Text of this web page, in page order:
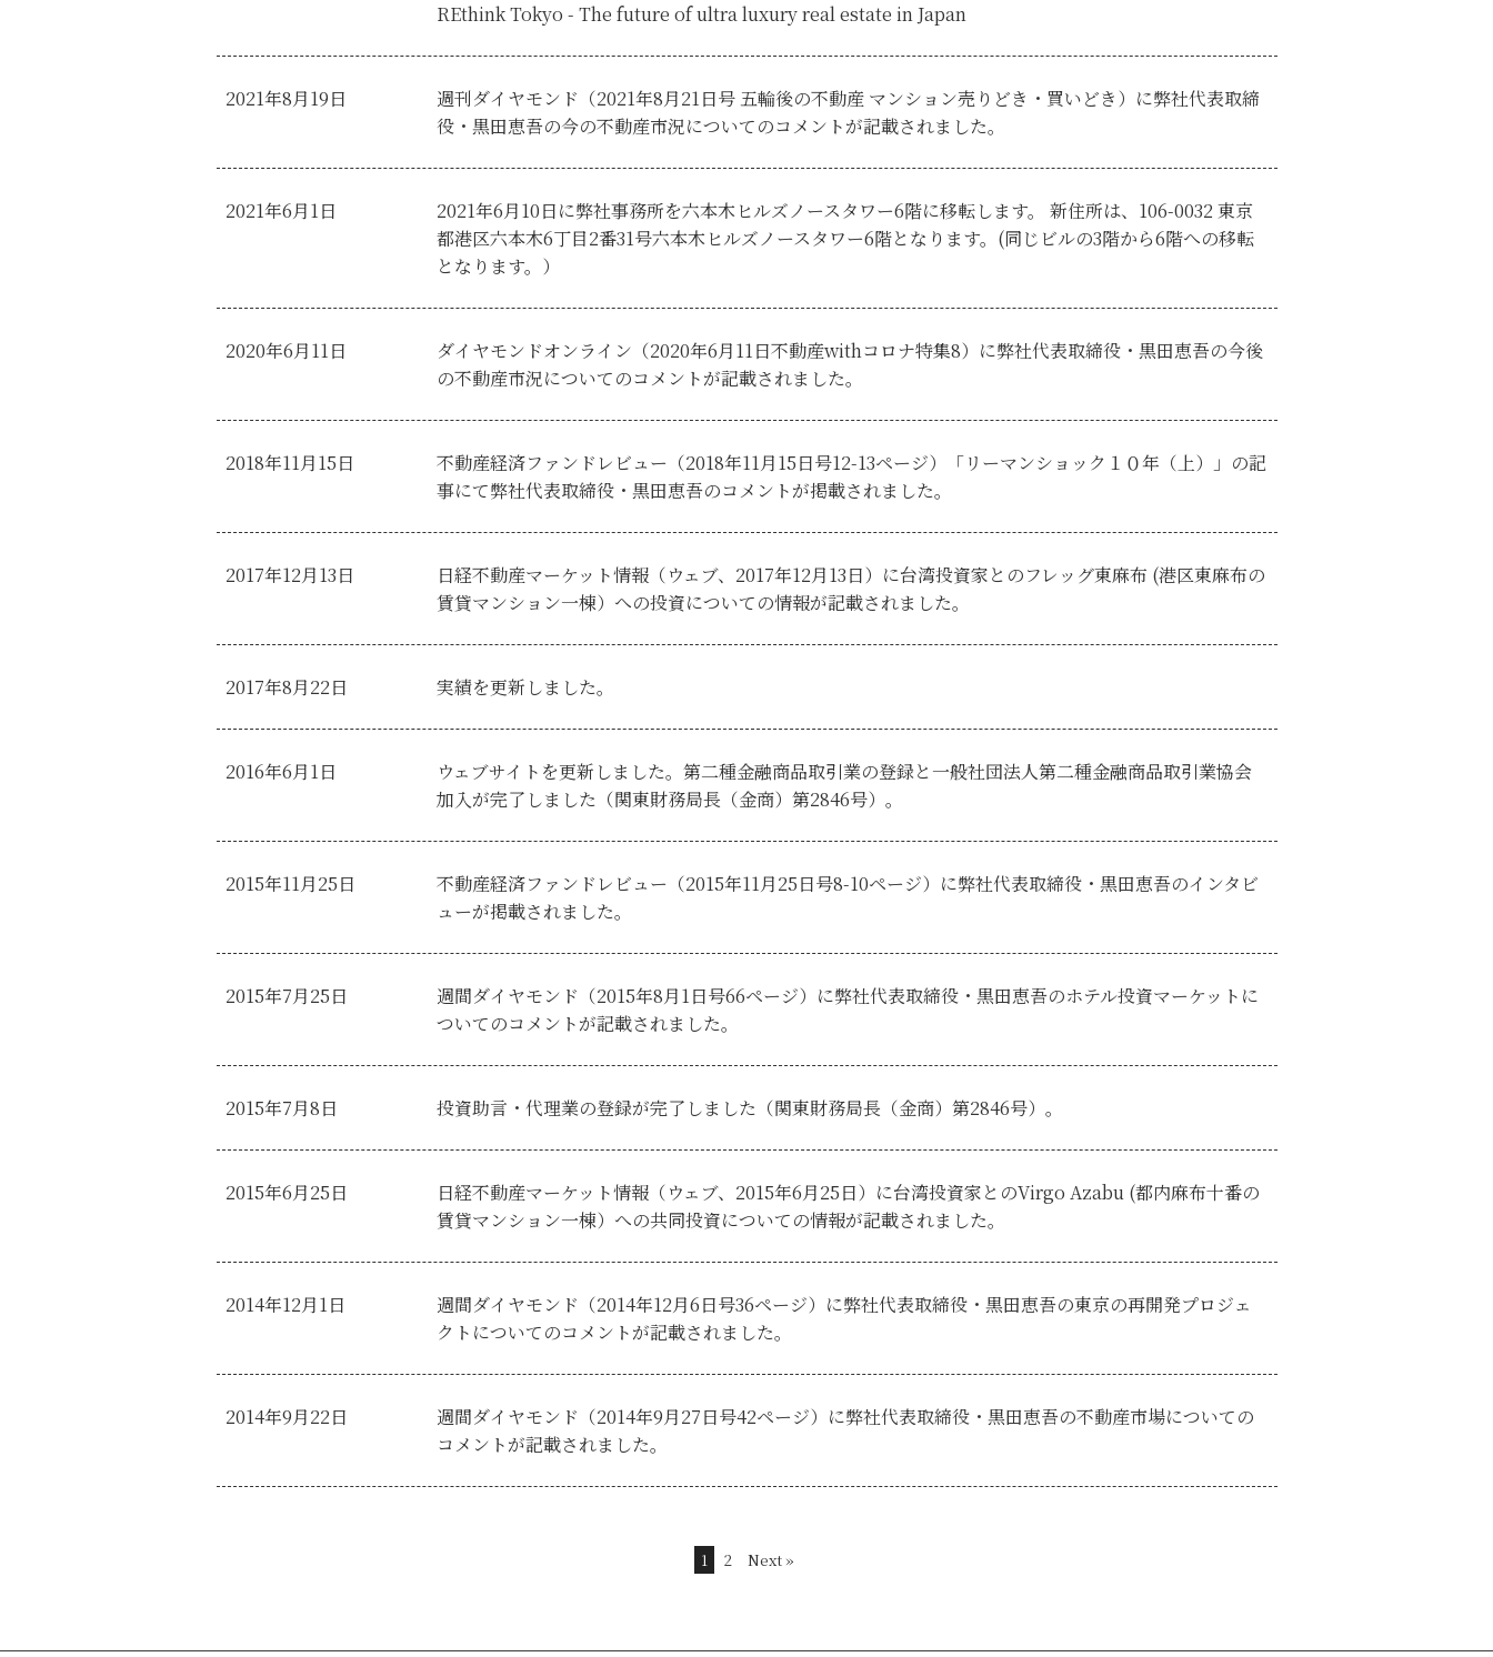
REthink Tokyo - The future of ultra luxury real estate in Japan
2021年8月19日
週刊ダイヤモンド（2021年8月21日号 五輪後の不動産 マンション売りどき・買いどき）に弊社代表取締
役・黒田恵吾の今の不動産市況についてのコメントが記載されました。
2021年6月1日
2021年6月10日に弊社事務所を六本木ヒルズノースタワー6階に移転します。 新住所は、106-0032 東京
都港区六本木6丁目2番31号六本木ヒルズノースタワー6階となります。(同じビルの3階から6階への移転
となります。）
2020年6月11日
ダイヤモンドオンライン（2020年6月11日不動産withコロナ特集8）に弊社代表取締役・黒田恵吾の今後
の不動産市況についてのコメントが記載されました。
2018年11月15日
不動産経済ファンドレビュー（2018年11月15日号12-13ページ）「リーマンショック１０年（上）」の記
事にて弊社代表取締役・黒田恵吾のコメントが掲載されました。
2017年12月13日
日経不動産マーケット情報（ウェブ、2017年12月13日）に台湾投資家とのフレッグ東麻布 (港区東麻布の
賃貸マンション一棟）への投資についての情報が記載されました。
2017年8月22日 実績を更新しました。
2016年6月1日
ウェブサイトを更新しました。第二種金融商品取引業の登録と一般社団法人第二種金融商品取引業協会
加入が完了しました（関東財務局長（金商）第2846号）。
2015年11月25日
不動産経済ファンドレビュー（2015年11月25日号8-10ページ）に弊社代表取締役・黒田恵吾のインタビ
ューが掲載されました。
2015年7月25日
週間ダイヤモンド（2015年8月1日号66ページ）に弊社代表取締役・黒田恵吾のホテル投資マーケットに
ついてのコメントが記載されました。
2015年7月8日 投資助言・代理業の登録が完了しました（関東財務局長（金商）第2846号）。
2015年6月25日
日経不動産マーケット情報（ウェブ、2015年6月25日）に台湾投資家とのVirgo Azabu (都内麻布十番の
賃貸マンション一棟）への共同投資についての情報が記載されました。
2014年12月1日
週間ダイヤモンド（2014年12月6日号36ページ）に弊社代表取締役・黒田恵吾の東京の再開発プロジェ
クトについてのコメントが記載されました。
2014年9月22日
週間ダイヤモンド（2014年9月27日号42ページ）に弊社代表取締役・黒田恵吾の不動産市場についての
コメントが記載されました。
1 2 Next »